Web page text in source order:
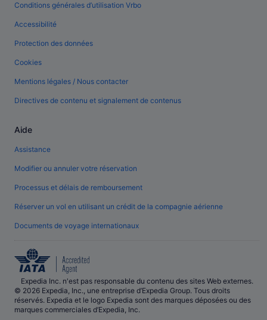
Conditions générales d’utilisation Vrbo
Accessibilité
Protection des données
Cookies
Mentions légales / Nous contacter
Directives de contenu et signalement de contenus
Aide
Assistance
Modifier ou annuler votre réservation
Processus et délais de remboursement
Réserver un vol en utilisant un crédit de la compagnie aérienne
Documents de voyage internationaux
Expedia Inc. n'est pas responsable du contenu des sites Web externes.
© 2026 Expedia, Inc., une entreprise d’Expedia Group. Tous droits
réservés. Expedia et le logo Expedia sont des marques déposées ou des
marques commerciales d’Expedia, Inc.